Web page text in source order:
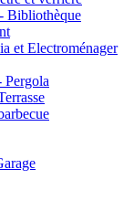
Bibliothèque
et Electroménager
Pergola